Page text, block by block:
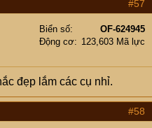
#57
Biển số
OF-624945
Động cơ
123,603 Mã lực
đẹp lắm các cụ nhỉ.
#58